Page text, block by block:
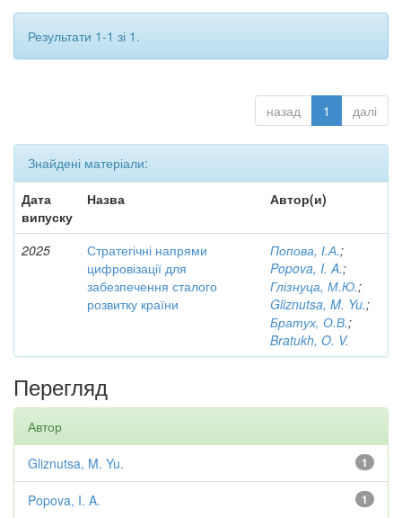
Результати 1-1 зі 1.
назад 1 далі
Знайдені матеріали:
Дата
випуску
Назва Автор(и)
2025
Стратегічні напрями
цифровізації для
забезпечення сталого
розвитку країни
Попова, І.А.;
Popova, I. A.;
Глізнуца, М.Ю.;
Gliznutsa, M. Yu.;
Братух, О.В.;
Bratukh, O. V.
Перегляд
Автор
1
Gliznutsa, M. Yu.
1
Popova, I. A.